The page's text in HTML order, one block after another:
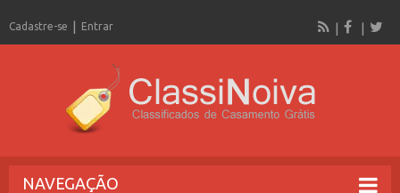
Cadastre-se Entrar
NAVEGAÇÃO